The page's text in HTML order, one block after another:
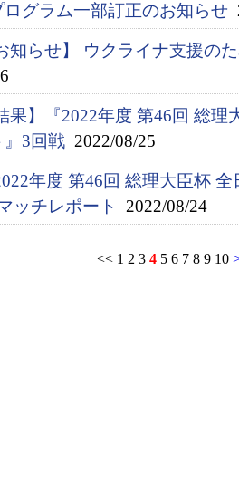
ログラム一部訂正のお知らせ
知らせ】 ウクライナ支援の
果】『2022年度 第46回 総
』3回戦 2022/08/25
年度 第46回 総理大臣杯
ッチレポート
2022/08/24
<< 1 2 3 4 5 6 7 8 9 10